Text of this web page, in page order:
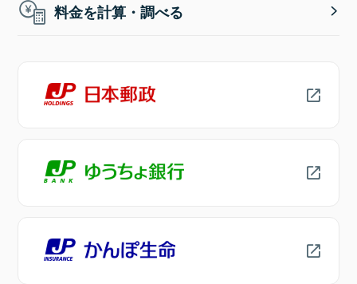
料金を計算・調べる